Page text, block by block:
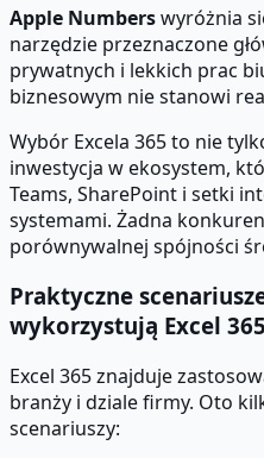
Apple Numberswyróżnia
narzędzie przeznaczone
prywatnych i lekkich prac
biznesowym nie stanowi
Wybór Excela 365 to nie
inwestycja w ekosystem,
Teams, SharePoint i setki
systemami. Żadna
porównywalnej spójności
Praktyczne
wykorzystują Excel
Excel 365 znajduje
branży i dziale firmy. Oto
scenariuszy: